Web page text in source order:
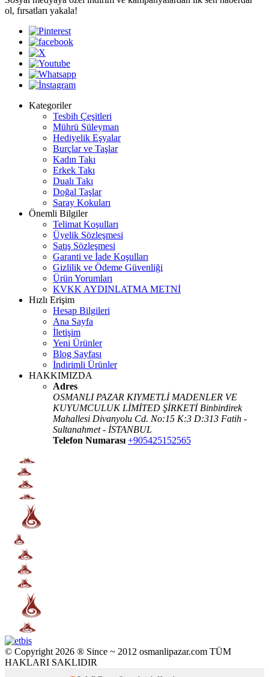
ol, fırsatları yakala!
Kategoriler
Tesbih Çeşitleri
Mührü Süleyman
Hediyelik Eşyalar
Burçlar ve Taşlar
Kadın Takı
Erkek Takı
Dualı Takı
Doğal Taşlar
Saray Kokuları
Önemli Bilgiler
Telimat Koşulları
Üyelik Sözleşmesi
Satış Sözleşmesi
Garanti ve İade Koşulları
Gizlilik ve Ödeme Güvenliği
Ürün Yorumları
KVKK AYDINLATMA METNİ
Hızlı Erişim
Hesap Bilgileri
Ana Sayfa
İletişim
Yeni Ürünler
Blog Sayfası
İndirimli Ürünler
HAKKIMIZDA
Adres
OSMANLI PAZAR KIYMETLİ MADENLER VE
KUYUMCULUK LİMİTED ŞİRKETİ Binbirdirek
Mahallesi Divanyolu Cd. No:15 K:3 D:313 Fatih -
Sultanahmet - İSTANBUL
Telefon Numarası +905425152565
© Copyright 2026 ® Since ~ 2012 osmanlipazar.com TÜM
HAKLARI SAKLIDIR